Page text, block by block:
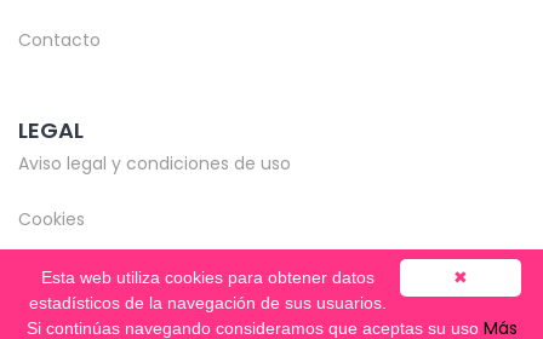
Contacto
LEGAL
Aviso legal y condiciones de uso
Cookies
✖
Esta web utiliza cookies para obtener datos
estadísticos de la navegación de sus usuarios.
Si continúas navegando consideramos que aceptas su uso Más